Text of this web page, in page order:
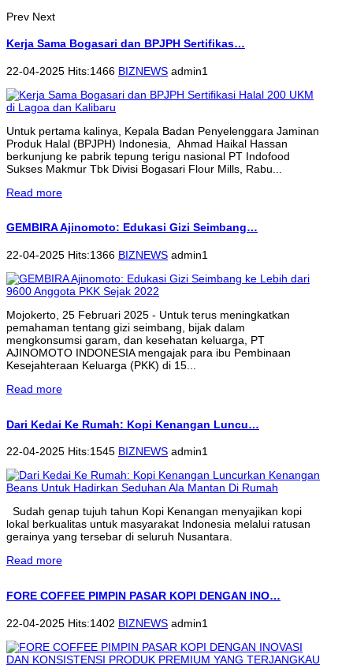
Prev Next
Kerja Sama Bogasari dan BPJPH Sertifikas…
22-04-2025 Hits:1466 BIZNEWS admin1
Untuk pertama kalinya, Kepala Badan Penyelenggara Jaminan
Produk Halal (BPJPH) Indonesia, Ahmad Haikal Hassan
berkunjung ke pabrik tepung terigu nasional PT Indofood
Sukses Makmur Tbk Divisi Bogasari Flour Mills, Rabu...
Read more
GEMBIRA Ajinomoto: Edukasi Gizi Seimbang…
22-04-2025 Hits:1366 BIZNEWS admin1
Mojokerto, 25 Februari 2025 - Untuk terus meningkatkan
pemahaman tentang gizi seimbang, bijak dalam
mengkonsumsi garam, dan kesehatan keluarga, PT
AJINOMOTO INDONESIA mengajak para ibu Pembinaan
Kesejahteraan Keluarga (PKK) di 15...
Read more
Dari Kedai Ke Rumah: Kopi Kenangan Luncu…
22-04-2025 Hits:1545 BIZNEWS admin1
Sudah genap tujuh tahun Kopi Kenangan menyajikan kopi
lokal berkualitas untuk masyarakat Indonesia melalui ratusan
gerainya yang tersebar di seluruh Nusantara.
Read more
FORE COFFEE PIMPIN PASAR KOPI DENGAN INO…
22-04-2025 Hits:1402 BIZNEWS admin1